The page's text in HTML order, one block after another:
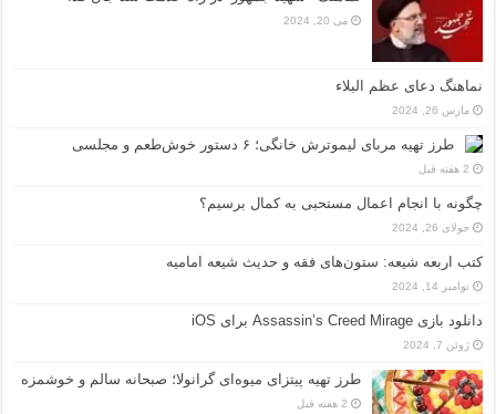
می 20, 2024
نماهنگ دعای عظم البلاء
مارس 26, 2024
طرز تهیه مربای لیموترش خانگی؛ ۶ دستور خوش‌طعم و مجلسی
2 هفته قبل
چگونه با انجام اعمال مستحبی به کمال برسیم؟
جولای 26, 2024
کتب اربعه شیعه: ستون‌های فقه و حدیث شیعه امامیه
نوامبر 14, 2024
دانلود بازی Assassin’s Creed Mirage برای iOS
ژوئن 7, 2024
طرز تهیه پیتزای میوه‌ای گرانولا؛ صبحانه سالم و خوشمزه
2 هفته قبل